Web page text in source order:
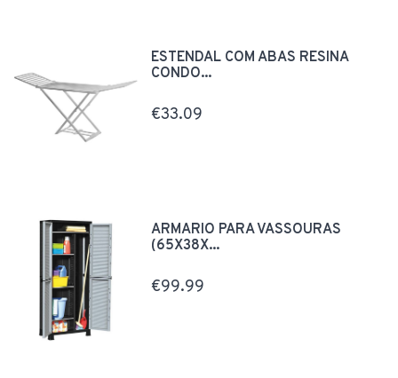
ESTENDAL COM ABAS RESINA
CONDO...
€33.09
ARMARIO PARA VASSOURAS
(65X38X...
€99.99